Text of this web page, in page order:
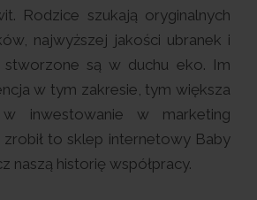
Rodzice szukają oryginalnych
najwyższej jakości ubranek i
są w duchu eko. Im
w tym zakresie, tym większa
inwestowanie w marketing
zrobił to sklep internetowy Baby
naszą historię współpracy.